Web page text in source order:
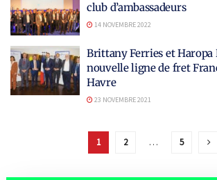
club d’ambassadeurs
14 NOVEMBRE 2022
Brittany Ferries et
nouvelle ligne de fret
Havre
23 NOVEMBRE 2021
1 2 … 5